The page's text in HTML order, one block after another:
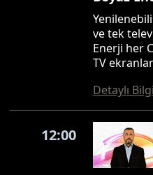
ve tek
Enerji her
TV
Detaylı Bilgi
12:00